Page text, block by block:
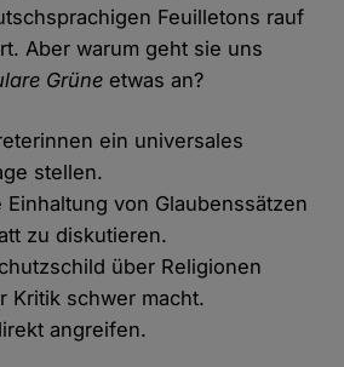
Feuilletons rauf
Aber warum geht sie uns
Grüne etwas an?
ein universales
stellen.
von Glaubenssätzen
zu diskutieren.
über Religionen
Kritik schwer macht.
angreifen.